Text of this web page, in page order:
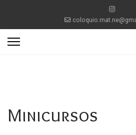
Minicursos